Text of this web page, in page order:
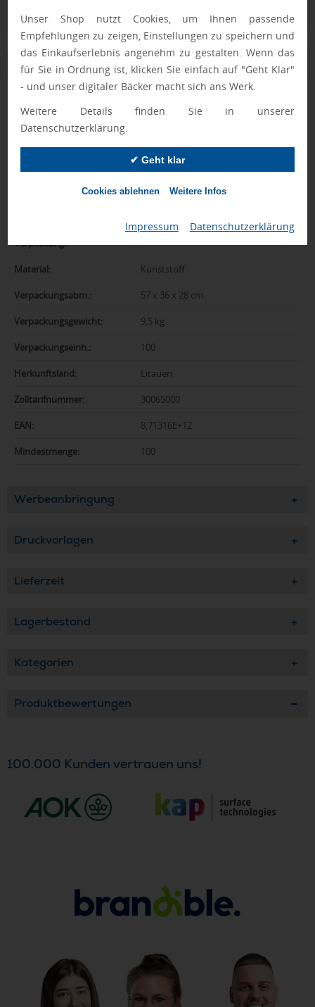
Unser Shop nutzt Cookies, um Ihnen passende
Empfehlungen zu zeigen, Einstellungen zu speichern und
das Einkaufserlebnis angenehm zu gestalten. Wenn das
für Sie in Ordnung ist, klicken Sie einfach auf "Geht Klar"
- und unser digitaler Bäcker macht sich ans Werk.
Weitere Details finden Sie in unserer
Datenschutzerklärung.
✔ Geht klar
Cookies ablehnen Weitere Infos
Impressum Datenschutzerklärung
Zusatzinformation
Marke:
Verpackung:
10 kg
Material: Kunststoff
Verpackungsabm.: 57 x 36 x 28 cm
Verpackungsgewicht: 9,5 kg
Verpackungseinh.: 100
Herkunftsland: Litauen
Zolltarifnummer: 30065000
EAN: 8,71316E+12
Mindestmenge: 100
Werbeanbringung
Druckvorlagen
Lieferzeit
Lagerbestand
Kategorien
Produktbewertungen
100.000 Kunden vertrauen uns!